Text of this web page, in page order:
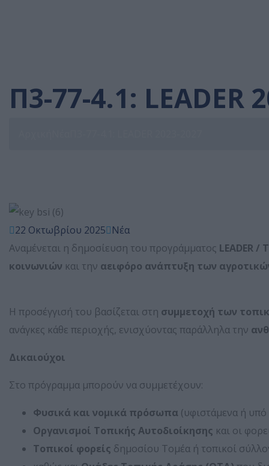
Π3-77-4.1: LEADER
22 Οκτωβρίου 2025 Νέα
Αναμένεται η δημοσίευση του προγράμματος LEADER /
κοινωνιών και την αειφόρο ανάπτυξη των
Η προσέγγισή του βασίζεται στη συμμετοχή των
ανάγκες κάθε περιοχής, ενισχύοντας παράλληλα την
Δικαιούχοι
Στο πρόγραμμα μπορούν να συμμετέχουν:
Φυσικά και νομικά πρόσωπα (υφιστάμενα ή
Οργανισμοί Τοπικής Αυτοδιοίκησης και οι
Τοπικοί φορείς δημοσίου Τομέα ή τοπικοί